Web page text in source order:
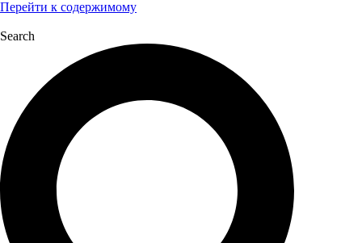
Перейти к содержимому
Search